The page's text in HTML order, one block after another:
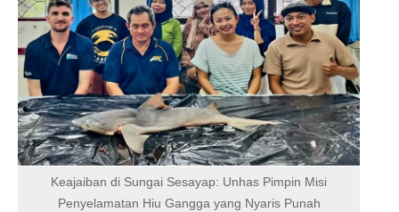
Keajaiban di Sungai Sesayap: Unhas Pimpin Misi
Penyelamatan Hiu Gangga yang Nyaris Punah